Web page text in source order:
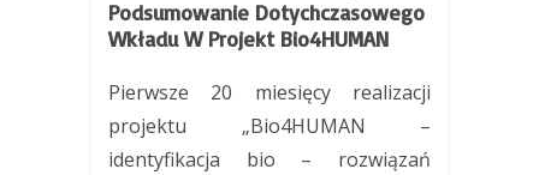
Podsumowanie Dotychczasowego
Wkładu W Projekt Bio4HUMAN
Pierwsze 20 miesięcy realizacji
projektu „Bio4HUMAN –
identyfikacja bio – rozwiązań